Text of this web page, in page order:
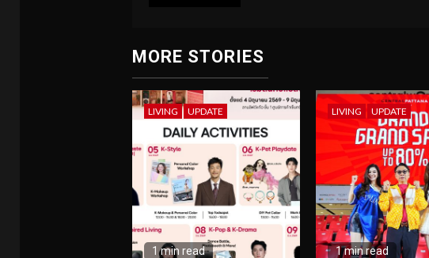
MORE STORIES
LIVING UPDATE
1 min read
LIVING UPDATE
1 min read